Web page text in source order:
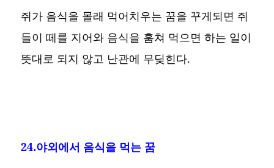
쥐가 음식을 몰래 먹어치우는 꿈을 꾸게되면 쥐
들이 떼를 지어와 음식을 훔쳐 먹으면 하는 일이
뜻대로 되지 않고 난관에 무딪힌다.
24.야외에서 음식을 먹는 꿈